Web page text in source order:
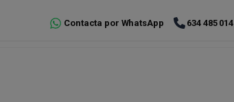
Contacta por WhatsApp 634 485 014